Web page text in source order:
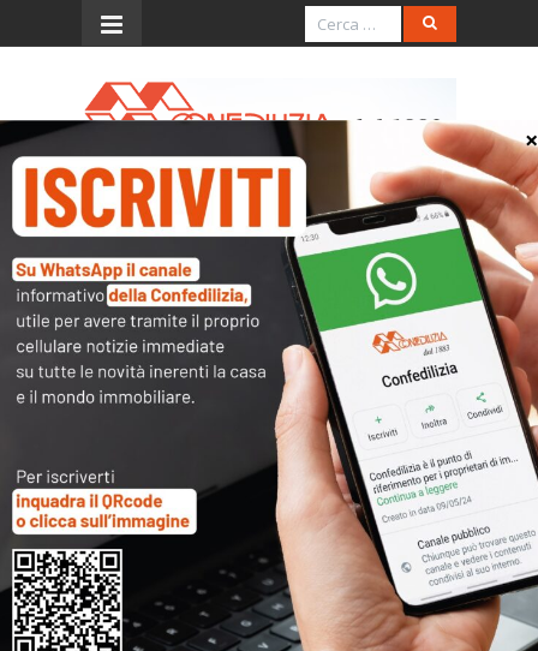
Menu
L’Eco di Bergamo –
19.11.2016 – Condominio –
Le nuove regole della
riforma